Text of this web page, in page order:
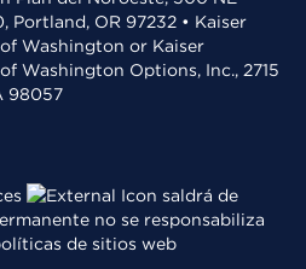
Portland, OR 97232 • Kaiser
Washington or Kaiser
Washington Options, Inc., 2715
98057
saldrá de
no se responsabiliza
de sitios web